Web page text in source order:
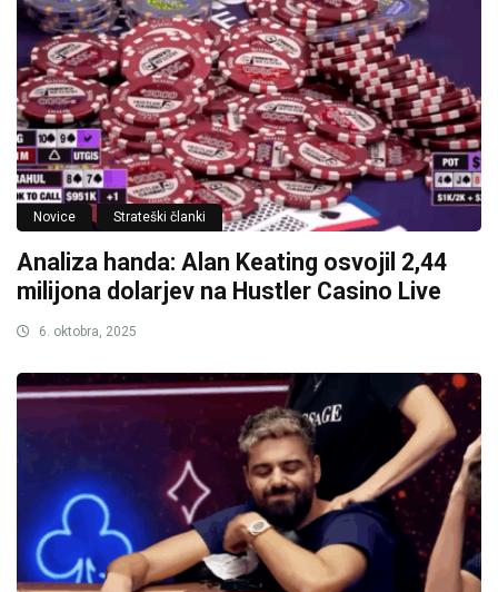
Novice Strateški članki
Analiza handa: Alan Keating osvojil 2,44
milijona dolarjev na Hustler Casino Live
6. oktobra, 2025